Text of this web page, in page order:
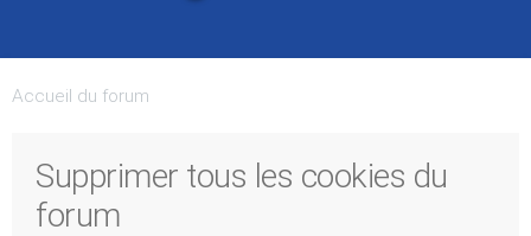
Accueil du forum
Supprimer tous les cookies du
forum